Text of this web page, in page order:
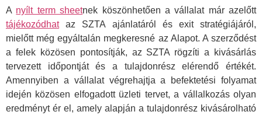
A nyílt term sheetnek köszönhetően a vállalat már azelőtt
tájékozódhataz SZTA ajánlatáról és exit stratégiájáról,
mielőtt még egyáltalán megkeresné az Alapot. A szerződést
a felek közösen pontosítják, az SZTA rögzíti a kivásárlás
tervezett időpontját és a tulajdonrész elérendő értékét.
Amennyiben a vállalat végrehajtja a befektetési folyamat
idején közösen elfogadott üzleti tervet, a vállalkozás olyan
eredményt ér el, amely alapján a tulajdonrész kivásárolható